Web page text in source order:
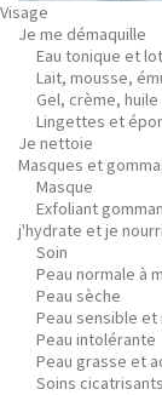
Visage
Je me démaquille
Eau tonique et
Lait, mousse,
Gel, crème, huile
Lingettes et
Je nettoie
Masques et
Masque
Exfoliant
j'hydrate et je
Soin
Peau normale à
Peau sèche
Peau sensible et
Peau intolérante
Peau grasse et
Soins cicatrisants